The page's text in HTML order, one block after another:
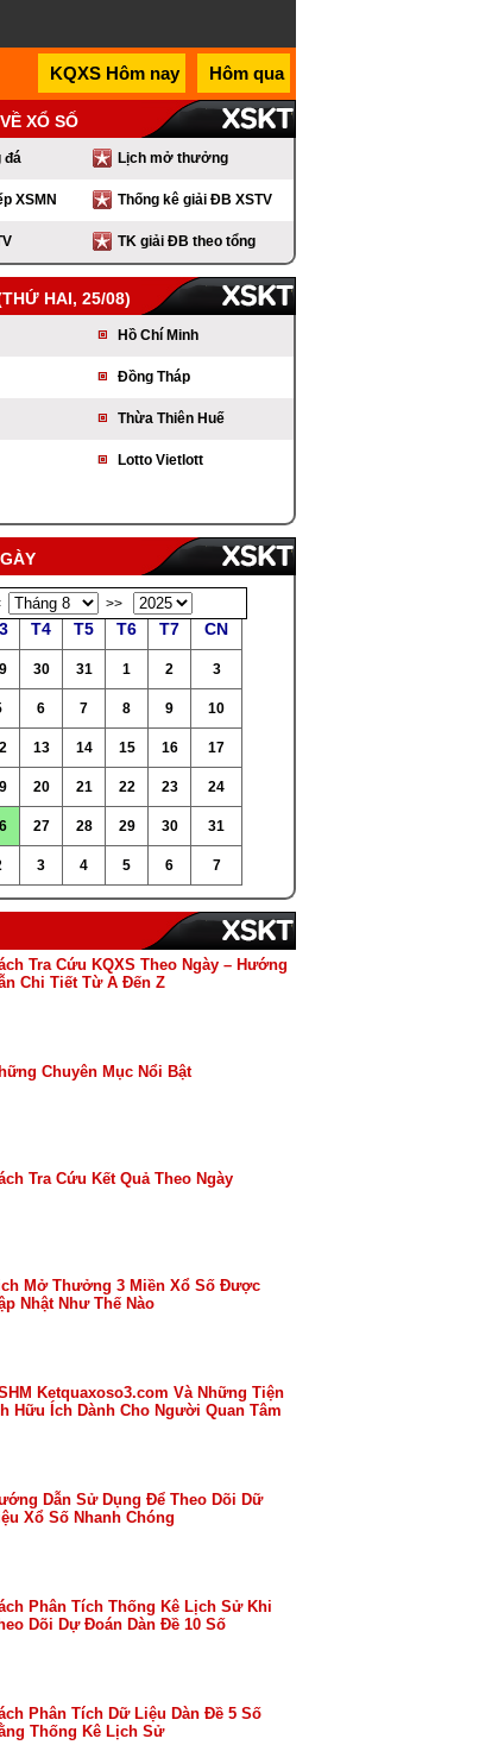
KQXS Hôm nay Hôm qua
XỔ SỐ
đá Lịch mở thưởng
XSMN Thống kê giải ĐB XSTV
TK giải ĐB theo tổng
HAI, 25/08)
Hồ Chí Minh
Đồng Tháp
Thừa Thiên Huế
Lotto Vietlott
>>
T4 T5 T6 T7 CN
30 31 1 2 3
6 7 8 9 10
13 14 15 16 17
20 21 22 23 24
27 28 29 30 31
3 4 5 6 7
Tra Cứu KQXS Theo Ngày – Hướng
Chi Tiết Từ A Đến Z
Chuyên Mục Nổi Bật
Tra Cứu Kết Quả Theo Ngày
Mở Thưởng 3 Miền Xổ Số Được
Nhật Như Thế Nào
Ketquaxoso3.com Và Những Tiện
Hữu Ích Dành Cho Người Quan Tâm
Dẫn Sử Dụng Để Theo Dõi Dữ
Xổ Số Nhanh Chóng
Phân Tích Thống Kê Lịch Sử Khi
Dõi Dự Đoán Dàn Đề 10 Số
Phân Tích Dữ Liệu Dàn Đề 5 Số
Thống Kê Lịch Sử